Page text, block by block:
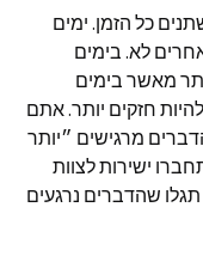
כל הזמן. ימים
לא. בימים
מאשר בימים
חזקים יותר.אתם
מרגישים ״יותר
ישירות לצוות
שהדברים נרגעים